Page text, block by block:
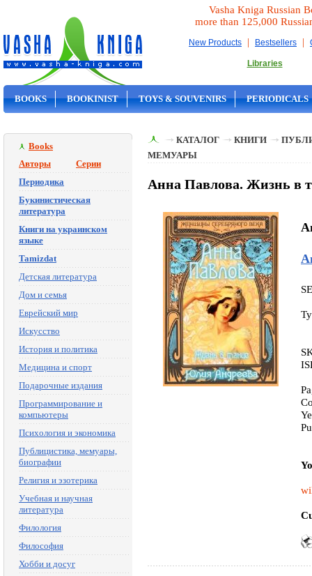
Vasha Kniga Russian
more than 125,000
New Products | Bestsellers |
Libraries
BOOKS BOOKINIST TOYS & SOUVENIRS PERIODICALS
Books
Авторы
Серии
Периодика
Букинистическая
литература
Книги на украинском
языке
Tamizdat
Детская литература
Дом и семья
Еврейский мир
Искусство
История и политика
Медицина и спорт
Подарочные издания
Программирование и
компьютеры
Психология и экономика
Публицистика, мемуары,
биографии
Религия и эзотерика
Учебная и научная
литература
Филология
Философия
Хобби и досуг
КАТАЛОГ КНИГИ
МЕМУАРЫ
Анна Павлова. Жизнь в